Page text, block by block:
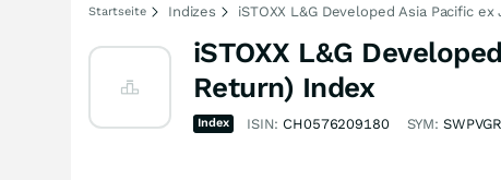
Startseite Indizes iSTOXX L&G Developed Asia Pacific
iSTOXX L&G
Return) Index
Index ISIN: CH0576209180 SYM: SWPVGR